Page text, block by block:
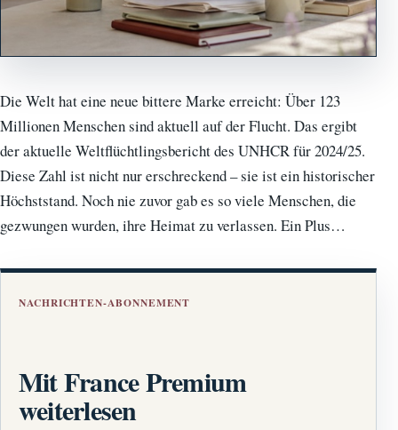
Die Welt hat eine neue bittere Marke erreicht: Über 123
Millionen Menschen sind aktuell auf der Flucht. Das ergibt
der aktuelle Weltflüchtlingsbericht des UNHCR für 2024/25.
Diese Zahl ist nicht nur erschreckend – sie ist ein historischer
Höchststand. Noch nie zuvor gab es so viele Menschen, die
gezwungen wurden, ihre Heimat zu verlassen. Ein Plus…
NACHRICHTEN-ABONNEMENT
Mit France Premium
weiterlesen